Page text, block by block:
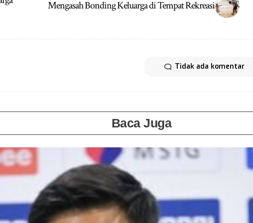
Mengasah Bonding Keluarga di Tempat Rekreasi
Tidak ada komentar
Baca Juga